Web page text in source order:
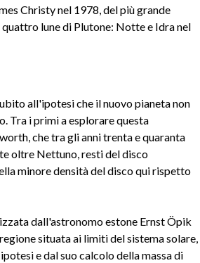
Christy nel 1978, del più grande
lune di Plutone: Notte e Idra nel
all'ipotesi che il nuovo pianeta non
Tra i primi a esplorare questa
che tra gli anni trenta e quaranta
oltre Nettuno, resti del disco
minore densità del disco qui rispetto
dall'astronomo estone Ernst Öpik
situata ai limiti del sistema solare,
e dal suo calcolo della massa di